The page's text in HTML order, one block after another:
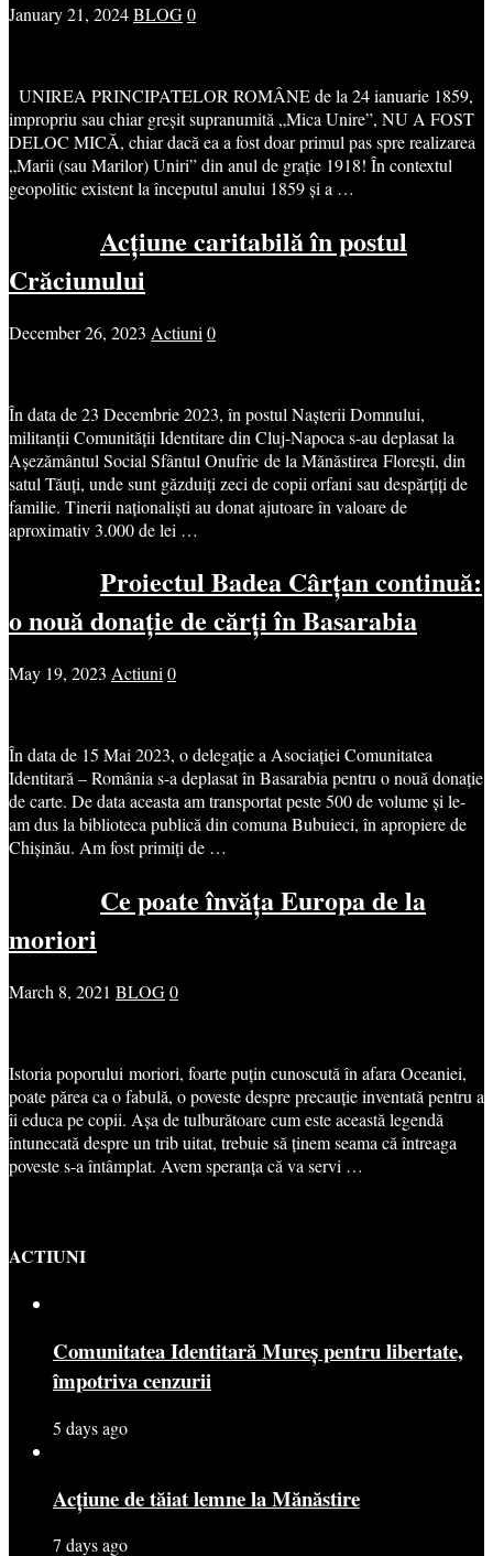
January 21, 2024BLOG0
UNIREA PRINCIPATELOR ROMÂNE de la 24 ianuarie 1859,
impropriu sau chiar greșit supranumită „Mica Unire”, NU A FOST
DELOC MICĂ, chiar dacă ea a fost doar primul pas spre realizarea
„Marii (sau Marilor) Uniri” din anul de grație 1918! În contextul
geopolitic existent la începutul anului 1859 și a …
Acțiune caritabilă în postul
Crăciunului
December 26, 2023 Actiuni 0
În data de 23 Decembrie 2023, în postul Nașterii Domnului,
militanții Comunității Identitare din Cluj-Napoca s-au deplasat la
Așezământul Social Sfântul Onufrie de la Mănăstirea Florești, din
satul Tăuți, unde sunt găzduiți zeci de copii orfani sau despărțiți de
familie. Tinerii naționaliști au donat ajutoare în valoare de
aproximativ 3.000 de lei …
Proiectul Badea Cârțan continuă:
o nouă donație de cărți în Basarabia
May 19, 2023 Actiuni0
În data de 15 Mai 2023, o delegație a Asociației Comunitatea
Identitară – România s-a deplasat în Basarabia pentru o nouă donație
de carte. De data aceasta am transportat peste 500 de volume și le-
am dus la biblioteca publică din comuna Bubuieci, în apropiere de
Chișinău. Am fost primiți de …
Ce poate învăța Europa de la
moriori
March 8, 2021 BLOG0
Istoria poporului moriori, foarte puțin cunoscută în afara Oceaniei,
poate părea ca o fabulă, o poveste despre precauție inventată pentru a
îi educa pe copii. Așa de tulburătoare cum este această legendă
întunecată despre un trib uitat, trebuie să ținem seama că întreaga
poveste s-a întâmplat. Avem speranța că va servi …
ACTIUNI
Comunitatea Identitară Mureș pentru libertate,
împotriva cenzurii
5 days ago
Acțiune de tăiat lemne la Mănăstire
7 days ago